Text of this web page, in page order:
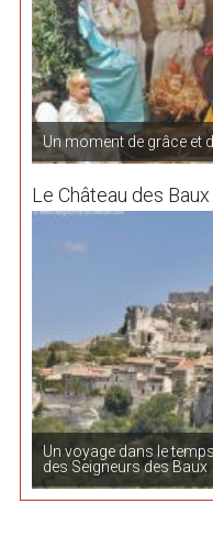
Un moment de grâce et
Le Château des Baux
Un voyage dans le
des Seigneurs des Baux